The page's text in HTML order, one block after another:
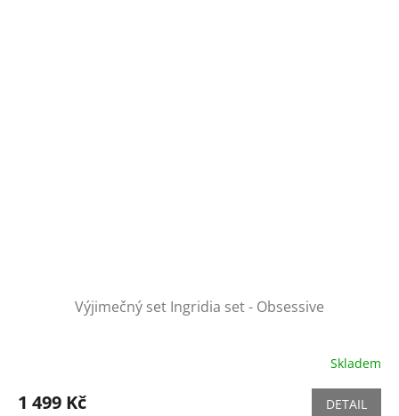
Výjimečný set Ingridia set - Obsessive
Skladem
1 499 Kč DETAIL